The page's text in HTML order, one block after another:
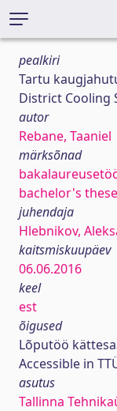
pealkiri
Tartu
District Cooling
autor
Rebane, Taaniel
märksõnad
bachelor's
juhendaja
Hlebnikov,
kaitsmiskuupäev
06.06.2016
keel
est
õigused
Lõputöö
Accessible in
asutus
Tallinna